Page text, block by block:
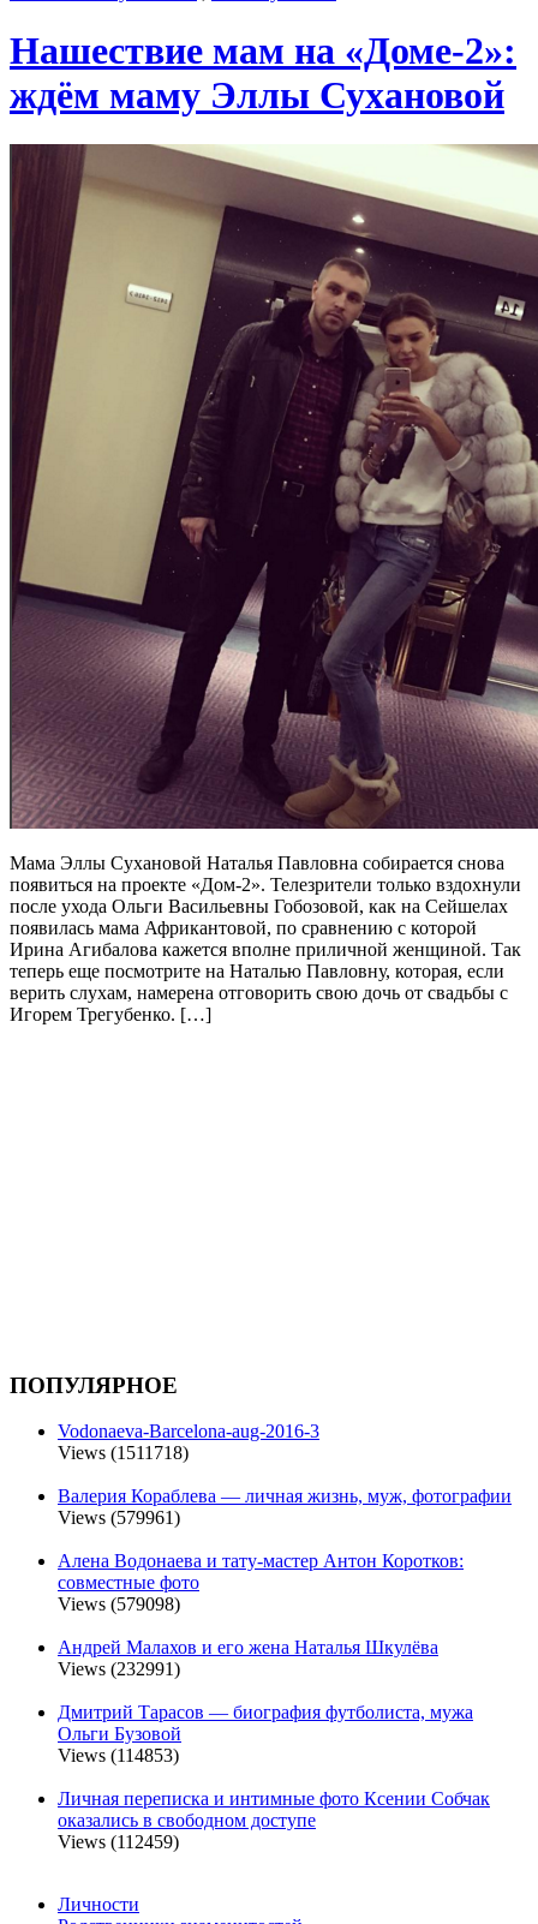
Нашествие мам на «Доме-2»:
ждём маму Эллы Сухановой
Мама Эллы Сухановой Наталья Павловна собирается снова
появиться на проекте «Дом-2». Телезрители только вздохнули
после ухода Ольги Васильевны Гобозовой, как на Сейшелах
появилась мама Африкантовой, по сравнению с которой
Ирина Агибалова кажется вполне приличной женщиной. Так
теперь еще посмотрите на Наталью Павловну, которая, если
верить слухам, намерена отговорить свою дочь от свадьбы с
Игорем Трегубенко. […]
ПОПУЛЯРНОЕ
Vodonaeva-Barcelona-aug-2016-3
Views (1511718)
Валерия Кораблева — личная жизнь, муж, фотографии
Views (579961)
Алена Водонаева и тату-мастер Антон Коротков:
совместные фото
Views (579098)
Андрей Малахов и его жена Наталья Шкулёва
Views (232991)
Дмитрий Тарасов — биография футболиста, мужа
Ольги Бузовой
Views (114853)
Личная переписка и интимные фото Ксении Собчак
оказались в свободном доступе
Views (112459)
Личности